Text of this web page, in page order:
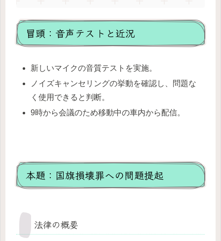
冒頭：音声テストと近況
新しいマイクの音質テストを実施。
ノイズキャンセリングの挙動を確認し、問題な
く使用できると判断。
9時から会議のため移動中の車内から配信。
本題：国旗損壊罪への問題提起
法律の概要